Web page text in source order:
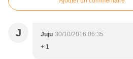
J Juju 30/10/2016 06:35
+ 1